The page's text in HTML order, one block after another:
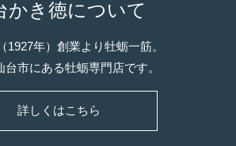
かき徳について
1927年）創業より牡蛎一筋。
台市にある牡蛎専門店です。
詳しくはこちら